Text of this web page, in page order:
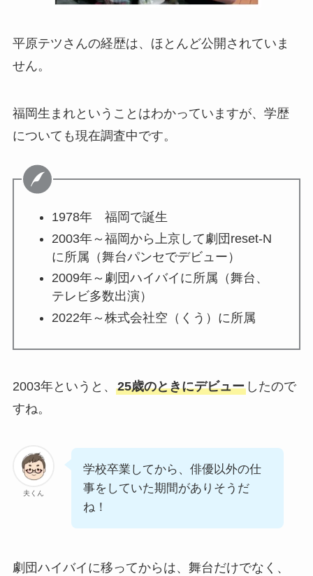
平原テツさんの経歴は、ほとんど公開されていま
せん。
福岡生まれということはわかっていますが、学歴
についても現在調査中です。
1978年 福岡で誕生
2003年～福岡から上京して劇団reset-N
に所属（舞台パンセでデビュー）
2009年～劇団ハイバイに所属（舞台、
テレビ多数出演）
2022年～株式会社空（くう）に所属
2003年というと、 25歳のときにデビューしたので
すね。
夫くん
学校卒業してから、俳優以外の仕
事をしていた期間がありそうだ
ね！
劇団ハイバイに移ってからは、舞台だけでなく、